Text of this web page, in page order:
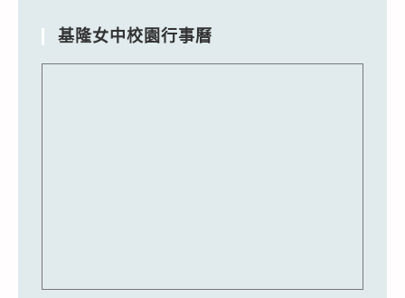
基隆女中校園行事曆